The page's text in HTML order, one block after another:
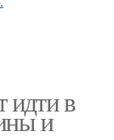
идти в
и